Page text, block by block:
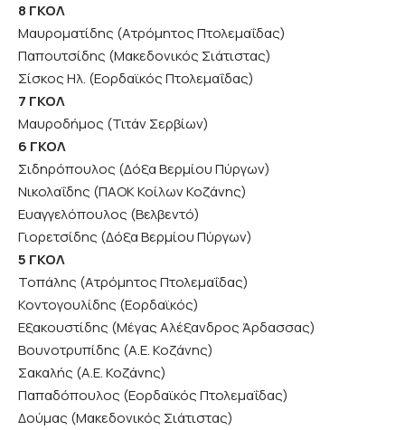
8 ΓΚΟΛ
Μαυροματίδης (Ατρόμητος Πτολεμαΐδας)
Παπουτσίδης (Μακεδονικός Σιάτιστας)
Σίσκος Ηλ. (Εορδαϊκός Πτολεμαΐδας)
7 ΓΚΟΛ
Μαυροδήμος (Τιτάν Σερβίων)
6 ΓΚΟΛ
Σιδηρόπουλος (Δόξα Βερμίου Πύργων)
Νικολαΐδης (ΠΑΟΚ Κοίλων Κοζάνης)
Ευαγγελόπουλος (Βελβεντό)
Γιορετσίδης (Δόξα Βερμίου Πύργων)
5 ΓΚΟΛ
Τοπάλης (Ατρόμητος Πτολεμαΐδας)
Κοντογουλίδης (Εορδαϊκός)
Εξακουστίδης (Μέγας Αλέξανδρος Άρδασσας)
Βουνοτρυπίδης (Α.Ε. Κοζάνης)
Σακαλής (Α.Ε. Κοζάνης)
Παπαδόπουλος (Εορδαϊκός Πτολεμαΐδας)
Δούμας (Μακεδονικός Σιάτιστας)